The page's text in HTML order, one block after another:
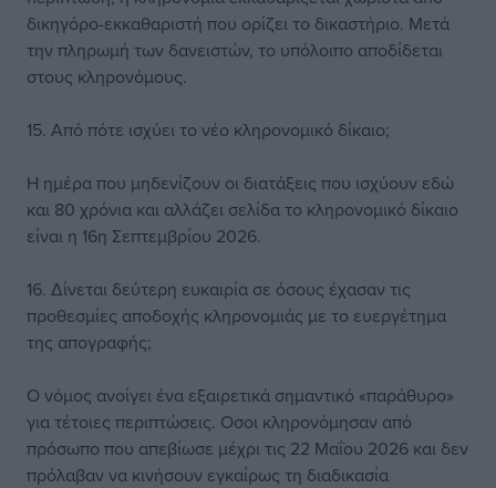
δικηγόρο-εκκαθαριστή που ορίζει το δικαστήριο. Μετά
την πληρωμή των δανειστών, το υπόλοιπο αποδίδεται
στους κληρονόμους.
15. Από πότε ισχύει το νέο κληρονομικό δίκαιο;
Η ημέρα που μηδενίζουν οι διατάξεις που ισχύουν εδώ
και 80 χρόνια και αλλάζει σελίδα το κληρονομικό δίκαιο
είναι η 16η Σεπτεμβρίου 2026.
16. Δίνεται δεύτερη ευκαιρία σε όσους έχασαν τις
προθεσμίες αποδοχής κληρονομιάς με το ευεργέτημα
της απογραφής;
Ο νόμος ανοίγει ένα εξαιρετικά σημαντικό «παράθυρο»
για τέτοιες περιπτώσεις. Οσοι κληρονόμησαν από
πρόσωπο που απεβίωσε μέχρι τις 22 Μαΐου 2026 και δεν
πρόλαβαν να κινήσουν εγκαίρως τη διαδικασία